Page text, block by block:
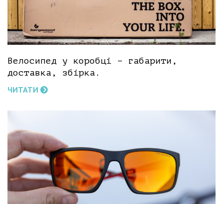
Велосипед у коробці – габарити,
доставка, збірка.
ЧИТАТИ